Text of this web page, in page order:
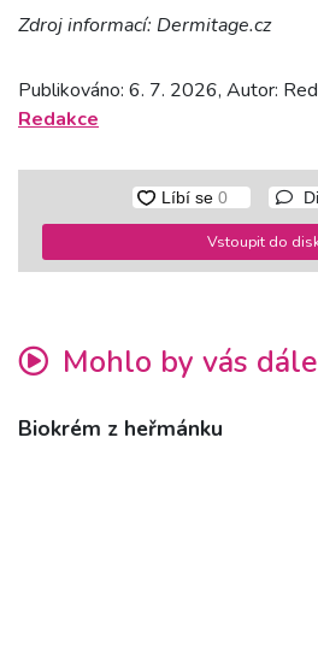
Zdroj informací: Dermitage.cz
Publikováno: 6. 7. 2026, Autor:
Redakce
Vstoupit do
Mohlo by vás
Biokrém z heřmánku